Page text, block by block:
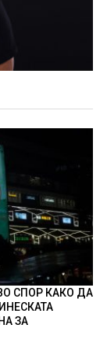
СПОР КАКО ДА
ЗА